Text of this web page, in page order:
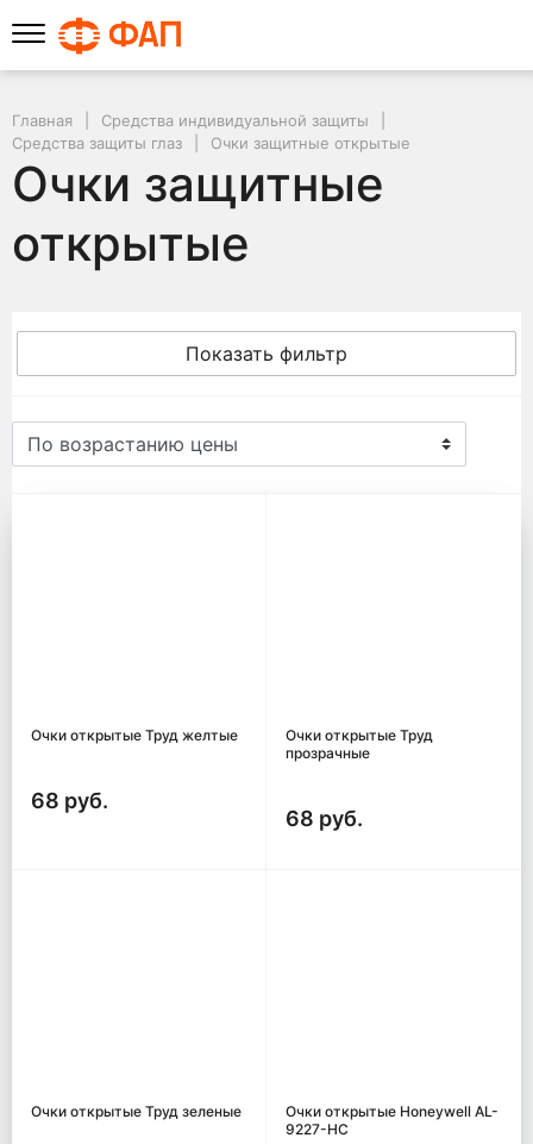
Главная
Средства индивидуальной защиты
Средства защиты глаз
Очки защитные открытые
Очки защитные
открытые
Показать фильтр
Очки открытые Труд желтые
68 руб.
Очки открытые Труд
прозрачные
68 руб.
Очки открытые Труд зеленые
Очки открытые Honeywell AL-
9227-HC